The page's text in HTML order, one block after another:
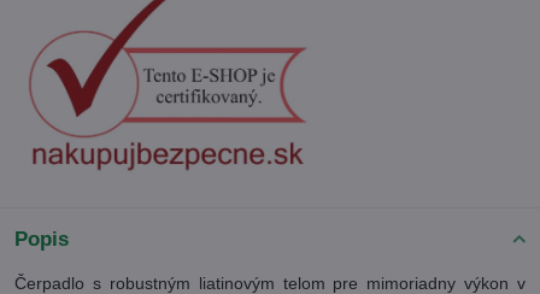
Popis
Čerpadlo s robustným liatinovým telom pre mimoriadny výkon v